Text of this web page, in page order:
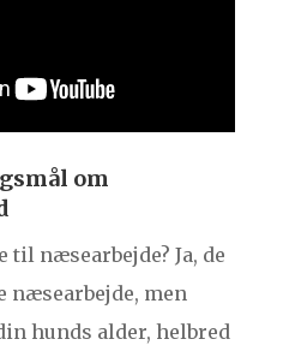
om
til næsearbejde? Ja, de
næsearbejde, men
hunds alder, helbred